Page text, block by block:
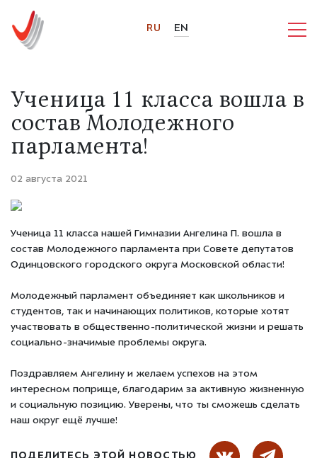
RU EN
Ученица 11 класса вошла в
состав Молодежного
парламента!
02 августа 2021
Ученица 11 класса нашей Гимназии Ангелина П. вошла в
состав Молодежного парламента при Совете депутатов
Одинцовского городского округа Московской области!
Молодежный парламент объединяет как школьников и
студентов, так и начинающих политиков, которые хотят
участвовать в общественно-политической жизни и решать
социально-значимые проблемы округа.
Поздравляем Ангелину и желаем успехов на этом
интересном поприще, благодарим за активную жизненную
и социальную позицию. Уверены, что ты сможешь сделать
наш округ ещё лучше!